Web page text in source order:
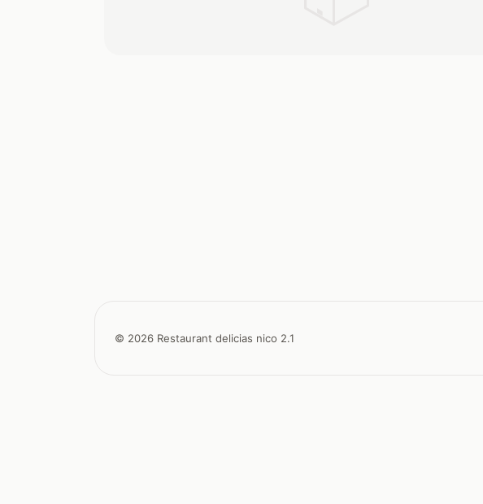
© 2026 Restaurant delicias nico 2.1